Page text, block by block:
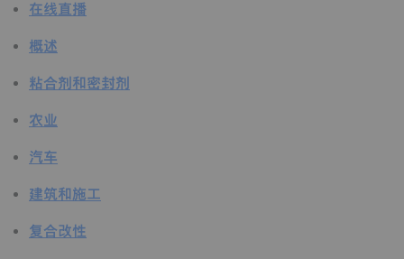
在线直播
概述
粘合剂和密封剂
农业
汽车
建筑和施工
复合改性